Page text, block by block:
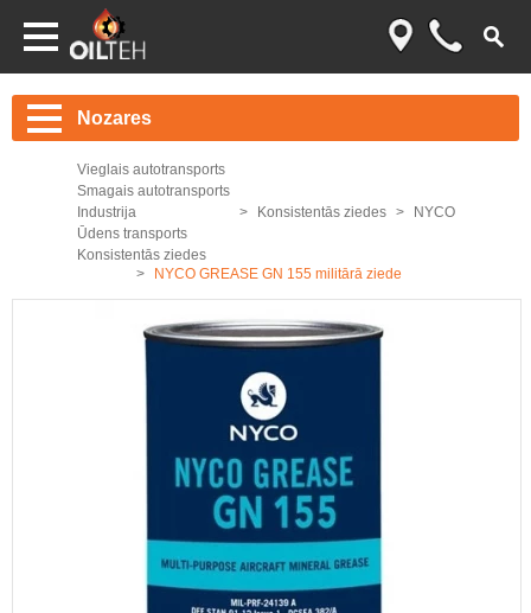
Nozares
Vieglais autotransports
Smagais autotransports
Industrija
Ūdens transports
Konsistentās ziedes
Konsistentās ziedes NYCO
NYCO GREASE GN 155 militārā ziede